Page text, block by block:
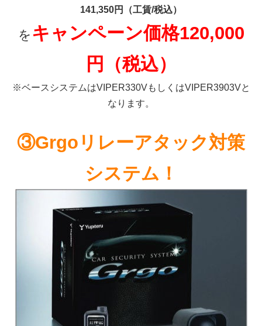
141,350円（工賃/税込）
を キャンペーン価格120,000
円（税込）
※ベースシステムはVIPER330VもしくはVIPER3903Vと
なります。
③Grgoリレーアタック対策
システム！